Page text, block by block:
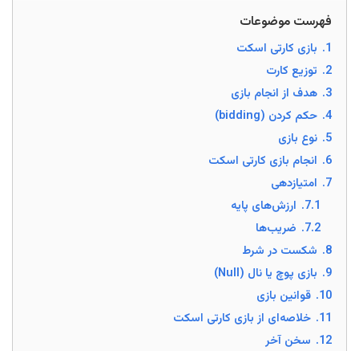
فهرست موضوعات
1. بازی کارتی اسکت
2. توزیع کارت
3. هدف از انجام بازی
4. حکم کردن (bidding)
5. نوع بازی
6. انجام بازی کارتی اسکت
7. امتیازدهی
7.1. ارزش‌های پایه
7.2. ضریب‌ها
8. شکست در شرط
9. بازی پوچ یا نال (Null)
10. قوانین بازی
11. خلاصه‌ای از بازی کارتی اسکت
12. سخن آخر